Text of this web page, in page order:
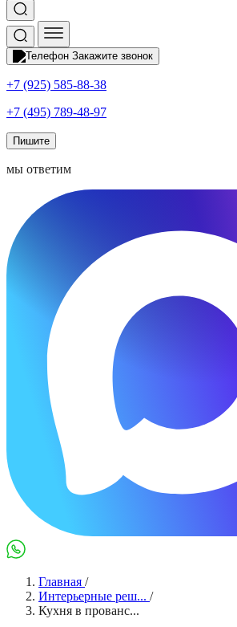
Закажите звонок
+7 (925) 585-88-38
+7 (495) 789-48-97
Пишите
мы ответим
MaxWhatsApp
Главная /
Интерьерные реш... /
Кухня в прованс...